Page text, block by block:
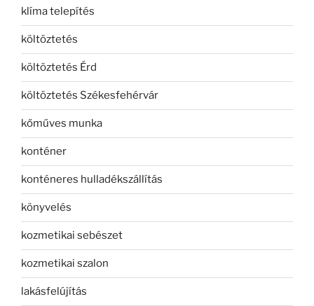
klíma telepítés
költöztetés
költöztetés Érd
költöztetés Székesfehérvár
kőműves munka
konténer
konténeres hulladékszállítás
könyvelés
kozmetikai sebészet
kozmetikai szalon
lakásfelújítás